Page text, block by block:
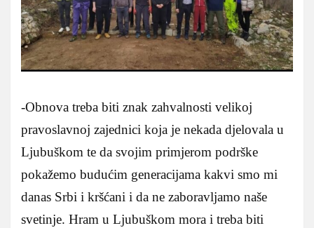
-Obnova treba biti znak zahvalnosti velikoj
pravoslavnoj zajednici koja je nekada djelovala u
Ljubuškom te da svojim primjerom podrške
pokažemo budućim generacijama kakvi smo mi
danas Srbi i kršćani i da ne zaboravljamo naše
svetinje. Hram u Ljubuškom mora i treba biti